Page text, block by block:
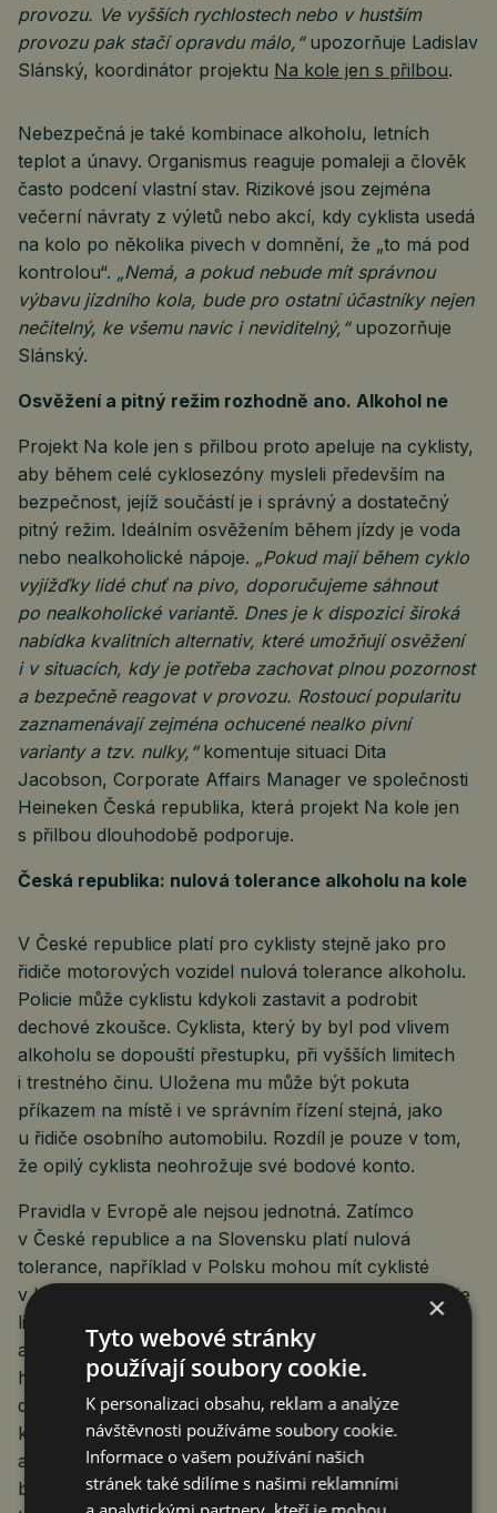
provozu. Ve vyšších rychlostech nebo v hustším
provozu pak stačí opravdu málo,“ upozorňuje Ladislav
Slánský, koordinátor projektu Na kole jen s přilbou.
Nebezpečná je také kombinace alkoholu, letních
teplot a únavy. Organismus reaguje pomaleji a člověk
často podcení vlastní stav. Rizikové jsou zejména
večerní návraty z výletů nebo akcí, kdy cyklista usedá
na kolo po několika pivech v domnění, že „to má pod
kontrolou“. „Nemá, a pokud nebude mít správnou
výbavu jízdního kola, bude pro ostatní účastníky nejen
nečitelný, ke všemu navíc i neviditelný,“upozorňuje
Slánský.
Osvěžení a pitný režim rozhodně ano. Alkohol ne
Projekt Na kole jen s přilbou proto apeluje na cyklisty,
aby během celé cyklosezóny mysleli především na
bezpečnost, jejíž součástí je i správný a dostatečný
pitný režim. Ideálním osvěžením během jízdy je voda
nebo nealkoholické nápoje. „Pokud mají během cyklo
vyjížďky lidé chuť na pivo, doporučujeme sáhnout
po nealkoholické variantě. Dnes je k dispozici široká
nabídka kvalitních alternativ, které umožňují osvěžení
i v situacích, kdy je potřeba zachovat plnou pozornost
a bezpečně reagovat v provozu. Rostoucí popularitu
zaznamenávají zejména ochucené nealko pivní
varianty a tzv. nulky,“komentuje situaci Dita
Jacobson, Corporate Affairs Manager ve společnosti
Heineken Česká republika, která projekt Na kole jen
s přilbou dlouhodobě podporuje.
Česká republika: nulová tolerance alkoholu na kole
V České republice platí pro cyklisty stejně jako pro
řidiče motorových vozidel nulová tolerance alkoholu.
Policie může cyklistu kdykoli zastavit a podrobit
dechové zkoušce. Cyklista, který by byl pod vlivem
alkoholu se dopouští přestupku, při vyšších limitech
i trestného činu. Uložena mu může být pokuta
příkazem na místě i ve správním řízení stejná, jako
u řidiče osobního automobilu. Rozdíl je pouze v tom,
že opilý cyklista neohrožuje své bodové konto.
Pravidla v Evropě ale nejsou jednotná. Zatímco
v České republice a na Slovensku platí nulová
tolerance, například v Polsku mohou mít cyklisté
v krvi maximálně 0,2 promile alkoholu. V Rakousku je
limit nastaven na 0,8 promile a v Německu dokonce
až na 1,6 promile, ale pokud překročí cyklista tuto
hranici, může přijít o řidičské oprávnění. Ve většině
dalších států Evropské unie se tolerance pohybuje
kolem 0,5 promile alkoholu v krvi. Podle odborníků
ale vyšší tolerance automaticky neznamená vyšší
bezpečnost. „Jsem rád, že v Česku platí nulová
×
Tyto webové stránky
používají soubory cookie.
K personalizaci obsahu, reklam a analýze
návštěvnosti používáme soubory cookie.
Informace o vašem používání našich
stránek také sdílíme s našimi reklamními